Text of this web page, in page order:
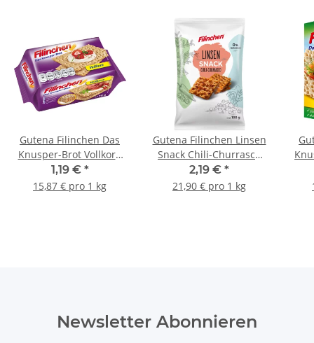
Gutena Filinchen Das
Knusper-Brot Vollkorn
75g
1,19 € *
15,87 € pro 1 kg
Gutena Filinchen Linsen
Snack Chili-Churrasco
100g
2,19 € *
21,90 € pro 1 kg
Newsletter Abonnieren